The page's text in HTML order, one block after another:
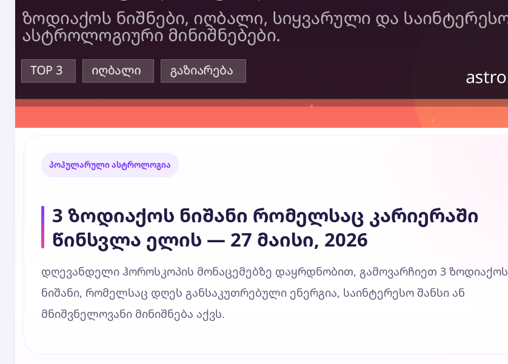
პოპულარული ასტროლოგია
3 ზოდიაქოს ნიშანი რომელსაც კარიერაში
წინსვლა ელის — 27 მაისი, 2026
დღევანდელი ჰოროსკოპის მონაცემებზე დაყრდნობით, გამოვარჩიეთ 3 ზოდიაქოს
ნიშანი, რომელსაც დღეს განსაკუთრებული ენერგია, საინტერესო შანსი ან
მნიშვნელოვანი მინიშნება აქვს.